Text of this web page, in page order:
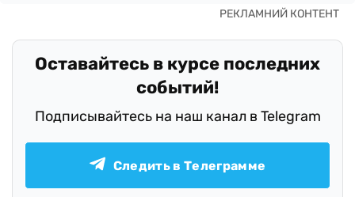
Оставайтесь в курсе последних
событий!
Подписывайтесь на наш канал в Telegram
Следить в Телеграмме